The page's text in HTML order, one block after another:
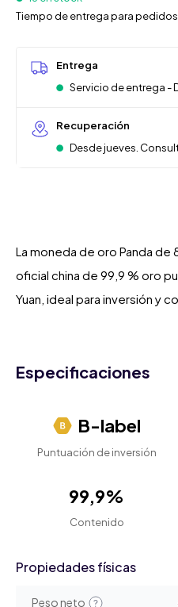
Tiempo de entrega para pedidos
Entrega
Servicio de entrega -
Recuperación
Desde jueves.
La moneda de oro Panda de
oficial china de 99,9 % oro
Yuan, ideal para inversión y
Especificaciones
B-label
Puntuación de inversión
99,9%
Contenido
Propiedades físicas
Peso neto